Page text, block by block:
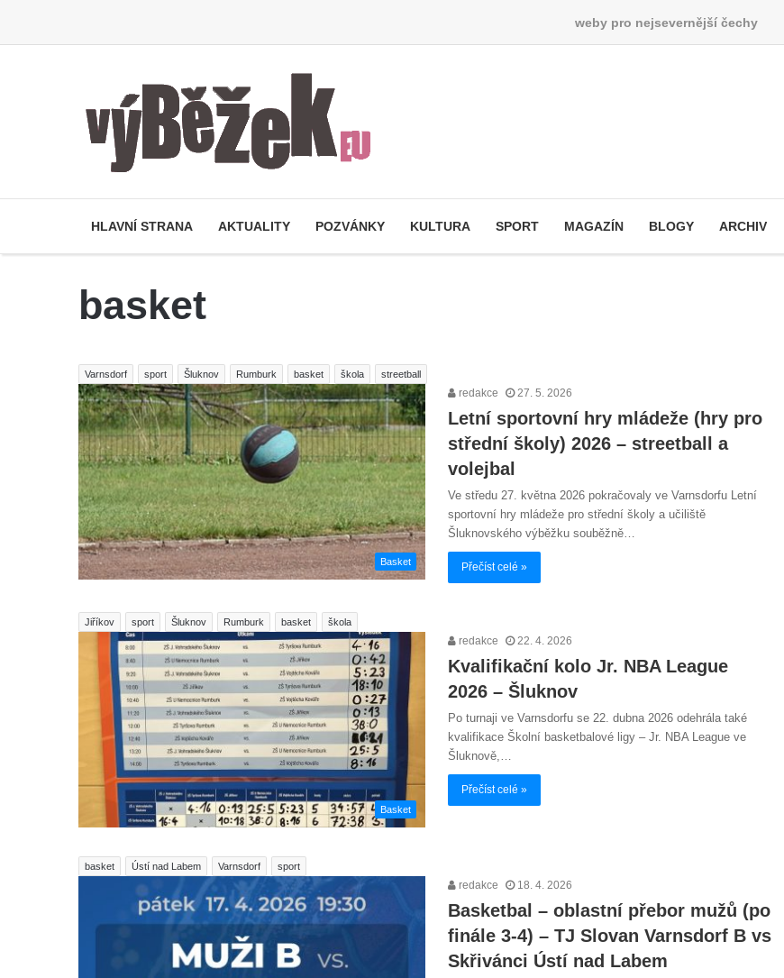
weby pro nejsevernější čechy
HLAVNÍ STRANA AKTUALITY POZVÁNKY KULTURA SPORT MAGAZÍN BLOGY ARCHIV
basket
Varnsdorf sport Šluknov Rumburk basket škola streetball
Basket
redakce 27. 5. 2026
Letní sportovní hry mládeže (hry pro
střední školy) 2026 – streetball a
volejbal
Ve středu 27. května 2026 pokračovaly ve Varnsdorfu Letní
sportovní hry mládeže pro střední školy a učiliště
Šluknovského výběžku souběžně…
Přečíst celé »
Jiříkov sport Šluknov Rumburk basket škola
Basket
redakce 22. 4. 2026
Kvalifikační kolo Jr. NBA League
2026 – Šluknov
Po turnaji ve Varnsdorfu se 22. dubna 2026 odehrála také
kvalifikace Školní basketbalové ligy – Jr. NBA League ve
Šluknově,…
Přečíst celé »
basket Ústí nad Labem Varnsdorf sport
redakce 18. 4. 2026
Basketbal – oblastní přebor mužů (po
finále 3-4) – TJ Slovan Varnsdorf B vs
Skřivánci Ústí nad Labem